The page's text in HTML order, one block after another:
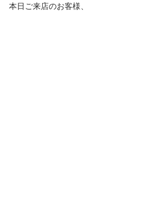
本日ご来店のお客様、